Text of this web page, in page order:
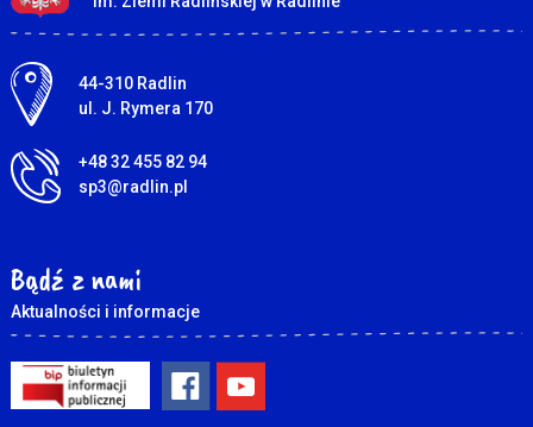
Adres pocztowy:
44-310 Radlin
ul. J. Rymera 170
+48 32 455 82 94
sp3@radlin.pl
Bądź z nami
Aktualności i informacje